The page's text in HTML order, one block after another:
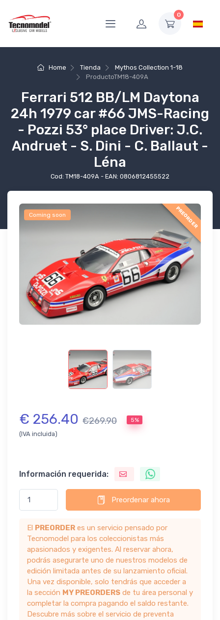
0
Home Tienda
Mythos Collection 1-18
ProductoTM18-409A
Ferrari 512 BB/LM Daytona
24h 1979 car #66 JMS-Racing
- Pozzi 53° place Driver: J.C.
Andruet - S. Dini - C. Ballaut -
Léna
Cod: TM18-409A - EAN: 0806812455522
Coming soon PREORDER
€ 256.40 €269.90 5%
(IVA incluida)
Información requerida:
Preordenar ahora
El PREORDER es un servicio pensado por
Tecnomodel para los coleccionistas más
apasionados y exigentes. Al reservar ahora,
podrás asegurarte uno de nuestros modelos de
edición limitada antes de su lanzamiento oficial.
Una vez disponible, solo tendrás que acceder a
la sección MY PREORDERS de tu área personal y
completar la compra pagando el saldo restante.
Descubre más sobre el servicio de preventa